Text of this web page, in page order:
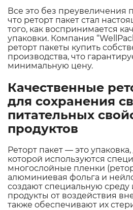
Все это без преувеличения
что реторт пакет стал
того, как воспринимается
упаковки. Компания
реторт пакеты купить
производства, что
минимальную цену.
Качественные
для сохранения
питательных
продуктов
Реторт пакет — это
которой используются
многослойные пленки
алюминиевая фольга и
создают специальную среду
продукты от воздействия
также обеспечивают их